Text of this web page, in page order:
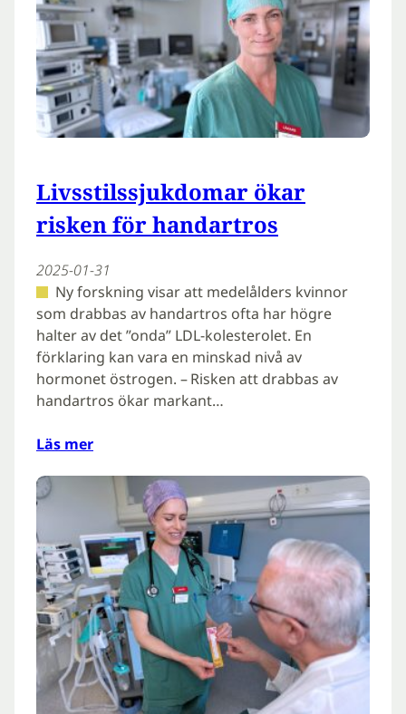
Livsstilssjukdomar ökar
risken för handartros
2025-01-31
Ny forskning visar att medelålders kvinnor
som drabbas av handartros ofta har högre
halter av det ”onda” LDL-kolesterolet. En
förklaring kan vara en minskad nivå av
hormonet östrogen. – Risken att drabbas av
handartros ökar markant…
Läs mer